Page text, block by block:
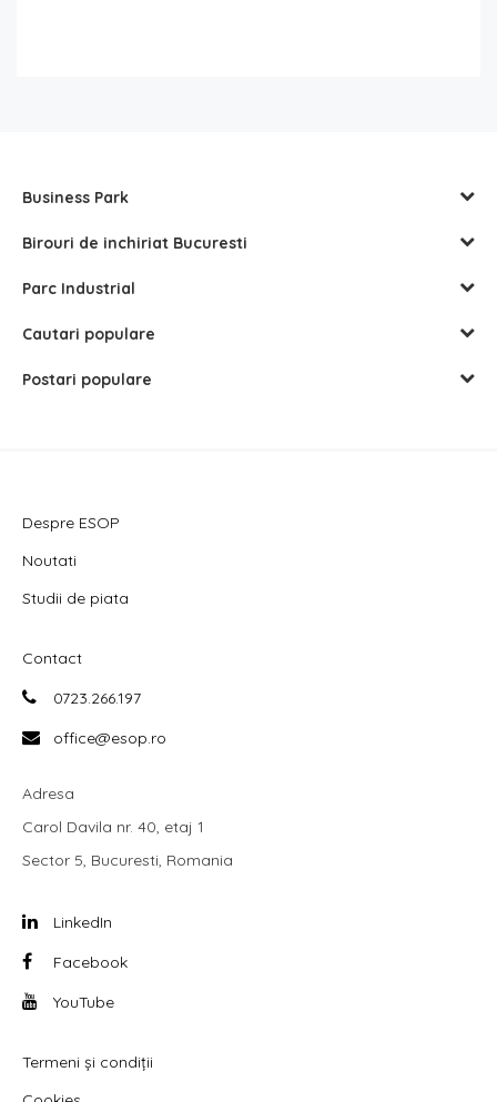
Business Park
Birouri de inchiriat Bucuresti
Parc Industrial
Cautari populare
Postari populare
Despre ESOP
Noutati
Studii de piata
Contact
0723.266.197
office@esop.ro
Adresa
Carol Davila nr. 40, etaj 1
Sector 5, Bucuresti, Romania
LinkedIn
Facebook
YouTube
Termeni și condiții